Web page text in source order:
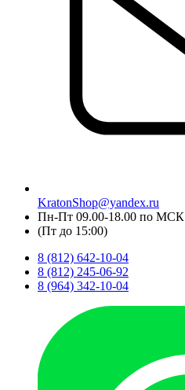
KratonShop@yandex.ru
Пн-Пт 09.00-18.00 по МСК
(Пт до 15:00)
8 (812) 642-10-04
8 (812) 245-06-92
8 (964) 342-10-04